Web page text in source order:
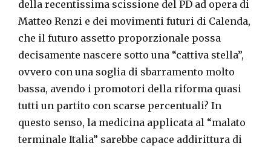
della recentissima scissione del PD ad opera di
Matteo Renzi e dei movimenti futuri di Calenda,
che il futuro assetto proporzionale possa
decisamente nascere sotto una “cattiva stella”,
ovvero con una soglia di sbarramento molto
bassa, avendo i promotori della riforma quasi
tutti un partito con scarse percentuali? In
questo senso, la medicina applicata al “malato
terminale Italia” sarebbe capace addirittura di